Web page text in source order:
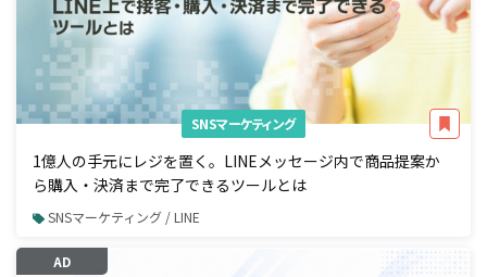
SNSマーケティング
1億人の手元にレジを置く。LINEメッセージ内で商品提案か
ら購入・決済まで完了できるツールとは
SNSマーケティング / LINE
AD